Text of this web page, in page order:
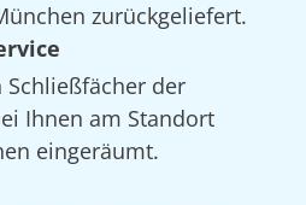
zurückgeliefert.
der
Ihnen am Standort
eingeräumt.